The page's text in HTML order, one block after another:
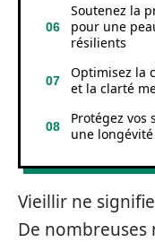
Soutenez la
pour une
résilients
Optimisez la
et la clarté
Protégez vos
une
Vieillir ne
De nombreuses